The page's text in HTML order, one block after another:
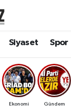
Siyaset Spor
Ekonomi Gündem